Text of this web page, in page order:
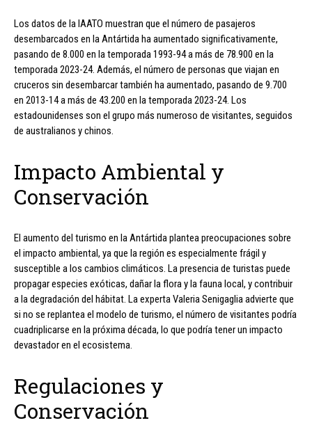
Los datos de la IAATO muestran que el número de pasajeros
desembarcados en la Antártida ha aumentado significativamente,
pasando de 8.000 en la temporada 1993-94 a más de 78.900 en la
temporada 2023-24. Además, el número de personas que viajan en
cruceros sin desembarcar también ha aumentado, pasando de 9.700
en 2013-14 a más de 43.200 en la temporada 2023-24. Los
estadounidenses son el grupo más numeroso de visitantes, seguidos
de australianos y chinos.
Impacto Ambiental y
Conservación
El aumento del turismo en la Antártida plantea preocupaciones sobre
el impacto ambiental, ya que la región es especialmente frágil y
susceptible a los cambios climáticos. La presencia de turistas puede
propagar especies exóticas, dañar la flora y la fauna local, y contribuir
a la degradación del hábitat. La experta Valeria Senigaglia advierte que
si no se replantea el modelo de turismo, el número de visitantes podría
cuadriplicarse en la próxima década, lo que podría tener un impacto
devastador en el ecosistema.
Regulaciones y
Conservación